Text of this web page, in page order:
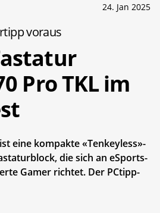
24. Jan 2025
voraus
Pro TKL im
eine kompakte «Tenkeyless»-
die sich an eSports-
Gamer richtet. Der PCtipp-